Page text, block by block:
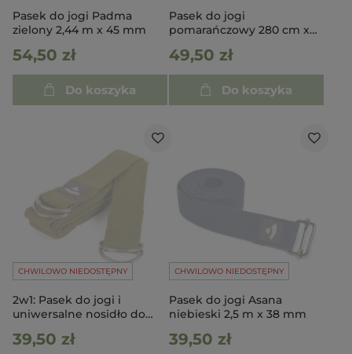
Pasek do jogi Padma
zielony 2,44 m x 45 mm
54,50 zł
Do koszyka
Pasek do jogi
pomarańczowy 280 cm x
49,50 zł
Do koszyka
CHWILOWO NIEDOSTĘPNY
2w1: Pasek do jogi i
uniwersalne nosidło do
39,50 zł
CHWILOWO NIEDOSTĘPNY
Pasek do jogi Asana
niebieski 2,5 m x 38 mm
39,50 zł